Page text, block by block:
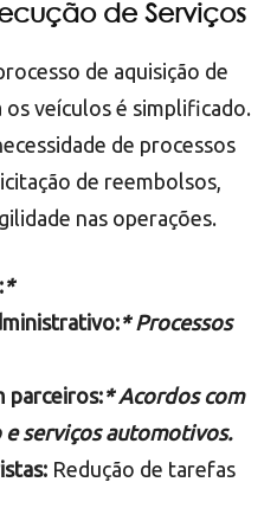
de Serviços
de aquisição de
veículos é simplificado.
de processos
de reembolsos,
nas operações.
*
* Processos
parceiros:* Acordos com
serviços automotivos.
Redução de tarefas